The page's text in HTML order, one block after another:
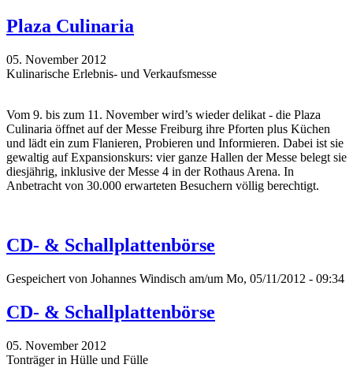
Plaza Culinaria
05. November 2012
Kulinarische Erlebnis- und Verkaufsmesse
Vom 9. bis zum 11. November wird’s wieder delikat - die Plaza
Culinaria öffnet auf der Messe Freiburg ihre Pforten plus Küchen
und lädt ein zum Flanieren, Probieren und Informieren. Dabei ist sie
gewaltig auf Expansionskurs: vier ganze Hallen der Messe belegt sie
diesjährig, inklusive der Messe 4 in der Rothaus Arena. In
Anbetracht von 30.000 erwarteten Besuchern völlig berechtigt.
CD- & Schallplattenbörse
Gespeichert von Johannes Windisch am/um Mo, 05/11/2012 - 09:34
CD- & Schallplattenbörse
05. November 2012
Tonträger in Hülle und Fülle